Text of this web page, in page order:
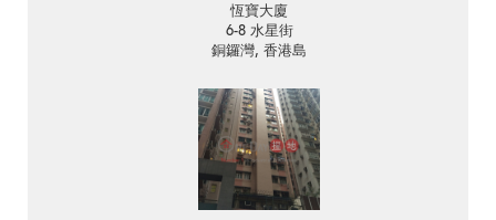
恆寶大廈
6-8 水星街
銅鑼灣, 香港島